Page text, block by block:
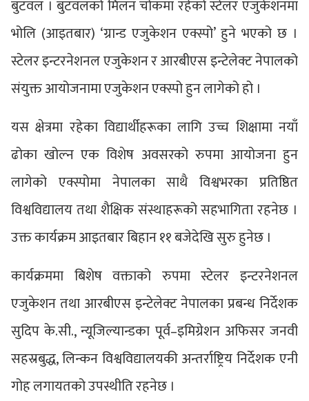
बुटवल । बुटवलको मिलन चोकमा रहेको स्टेलर एजुकेशनमा
भोलि (आइतबार) ‘ग्रान्ड एजुकेशन एक्स्पो’ हुने भएको छ ।
स्टेलर इन्टरनेशनल एजुकेशन र आरबीएस इन्टेलेक्ट नेपालको
संयुक्त आयोजनामा एजुकेशन एक्स्पो हुन लागेको हो ।
यस क्षेत्रमा रहेका विद्यार्थीहरूका लागि उच्च शिक्षामा नयाँ
ढोका खोल्न एक विशेष अवसरको रुपमा आयोजना हुन
लागेको एक्स्पोमा नेपालका साथै विश्वभरका प्रतिष्ठित
विश्वविद्यालय तथा शैक्षिक संस्थाहरूको सहभागिता रहनेछ ।
उक्त कार्यक्रम आइतबार बिहान ११ बजेदेखि सुरु हुनेछ ।
कार्यक्रममा बिशेष वक्ताको रुपमा स्टेलर इन्टरनेशनल
एजुकेशन तथा आरबीएस इन्टेलेक्ट नेपालका प्रबन्ध निर्देशक
सुदिप के.सी., न्यूजिल्यान्डका पूर्व–इमिग्रेशन अफिसर जनवी
सहस्रबुद्ध, लिन्कन विश्वविद्यालयकी अन्तर्राष्ट्रिय निर्देशक एनी
गोह लगायतको उपस्थीति रहनेछ ।